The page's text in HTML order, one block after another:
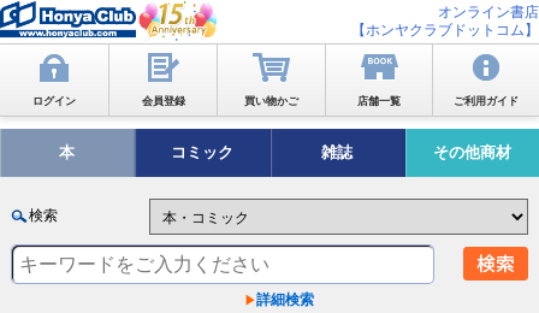
オンライン書店
【ホンヤクラブドットコム】
ログイン 会員登録 買い物かご 店舗一覧 ご利用ガイド
本 コミック 雑誌 その他商材
検索
詳細検索